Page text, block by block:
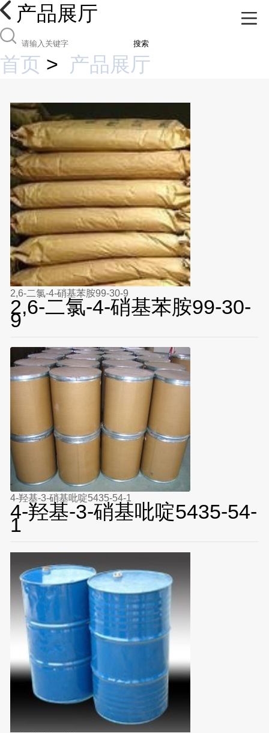
产品展厅
搜索
首页 > 产品展厅
2,6-二氯-4-硝基苯胺99-30-9
2,6-二氯-4-硝基苯胺99-30-
9
4-羟基-3-硝基吡啶5435-54-1
4-羟基-3-硝基吡啶5435-54-
1